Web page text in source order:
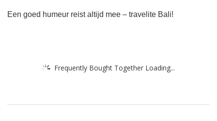
Een goed humeur reist altijd mee – travelite Bali!
Frequently Bought Together Loading...